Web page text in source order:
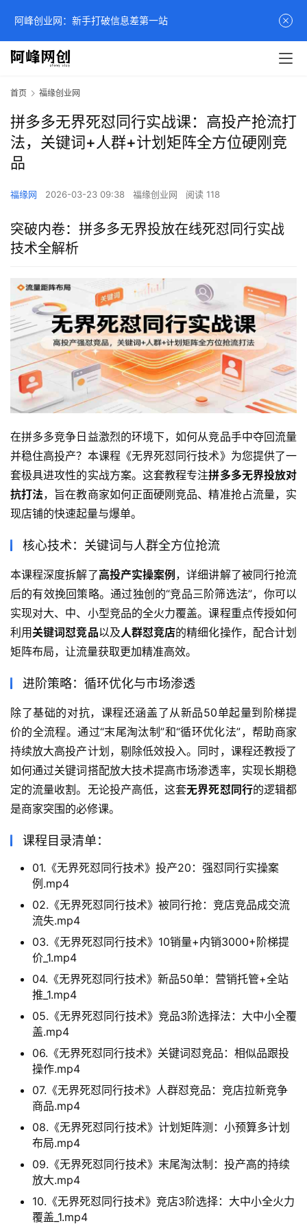
首页 福缘创业网
拼多多无界死怼同行实战课：高投产抢流打
法，关键词+人群+计划矩阵全方位硬刚竞
品
福缘网 2026-03-23 09:38 福缘创业网 阅读 118
突破内卷：拼多多无界投放在线死怼同行实战
技术全解析
在拼多多竞争日益激烈的环境下，如何从竞品手中夺回流量
并稳住高投产？本课程《无界死怼同行技术》为您提供了一
套极具进攻性的实战方案。这套教程专注拼多多无界投放对
抗打法，旨在教商家如何正面硬刚竞品、精准抢占流量，实
现店铺的快速起量与爆单。
核心技术：关键词与人群全方位抢流
本课程深度拆解了高投产实操案例，详细讲解了被同行抢流
后的有效挽回策略。通过独创的“竞品三阶筛选法”，你可以
实现对大、中、小型竞品的全火力覆盖。课程重点传授如何
利用关键词怼竞品以及人群怼竞店的精细化操作，配合计划
矩阵布局，让流量获取更加精准高效。
进阶策略：循环优化与市场渗透
除了基础的对抗，课程还涵盖了从新品50单起量到阶梯提
价的全流程。通过“末尾淘汰制”和“循环优化法”，帮助商家
持续放大高投产计划，剔除低效投入。同时，课程还教授了
如何通过关键词搭配放大技术提高市场渗透率，实现长期稳
定的流量收割。无论投产高低，这套无界死怼同行的逻辑都
是商家突围的必修课。
课程目录清单：
01.《无界死怼同行技术》投产20：强怼同行实操案
例.mp4
02.《无界死怼同行技术》被同行抢：竞店竞品成交流
流失.mp4
03.《无界死怼同行技术》10销量+内销3000+阶梯提
价_1.mp4
04.《无界死怼同行技术》新品50单：营销托管+全站
推_1.mp4
05.《无界死怼同行技术》竞品3阶选择法：大中小全覆
盖.mp4
06.《无界死怼同行技术》关键词怼竞品：相似品跟投
操作.mp4
07.《无界死怼同行技术》人群怼竞品：竞店拉新竞争
商品.mp4
08.《无界死怼同行技术》计划矩阵测：小预算多计划
布局.mp4
09.《无界死怼同行技术》末尾淘汰制：投产高的持续
放大.mp4
10.《无界死怼同行技术》竞店3阶选择：大中小全火力
覆盖_1.mp4
阿峰创业网：新手打破信息差第一站